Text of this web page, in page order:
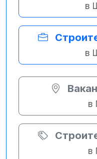
в
в
в
в